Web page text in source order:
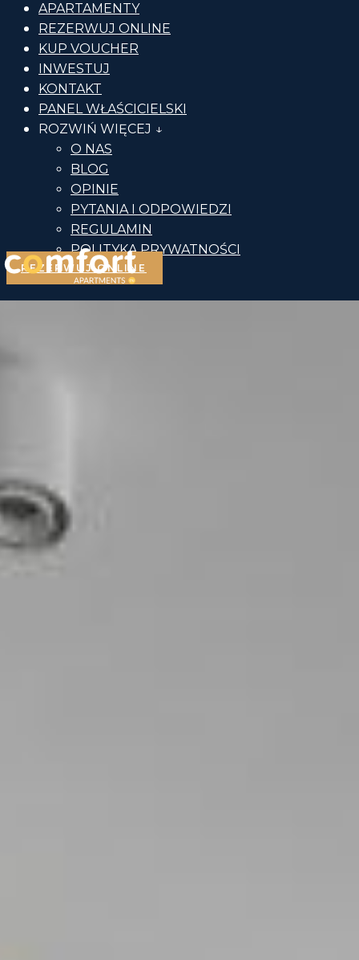
APARTAMENTY
REZERWUJ ONLINE
KUP VOUCHER
INWESTUJ
KONTAKT
PANEL WŁAŚCICIELSKI
ROZWIŃ WIĘCEJ ↓
O NAS
BLOG
OPINIE
PYTANIA I ODPOWIEDZI
REGULAMIN
POLITYKA PRYWATNOŚCI
REZERWUJ ONLINE